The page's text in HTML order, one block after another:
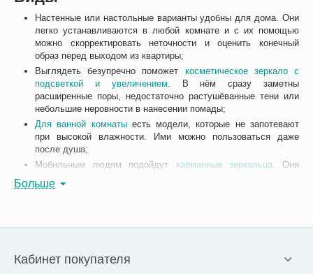
Настенные или настольные варианты удобны для дома. Они
легко устанавливаются в любой комнате и с их помощью
можно скорректировать неточности и оценить конечный
образ перед выходом из квартиры;
Выглядеть безупречно поможет косметическое зеркало с
подсветкой и увеличением. В нём сразу заметны
расширенные поры, недостаточно растушёванные тени или
небольшие неровности в нанесении помады;
Для ванной комнатыесть модели, которые не запотевают
при высокой влажности. Ими можно пользоваться даже
после душа;
Мобильным людям подойдут карманные зеркальца. Они
помогут подкрасить губы или убрать осыпавшуюся тушь по
курьерской доставкой на дом.
Больше
Кабинет покупателя